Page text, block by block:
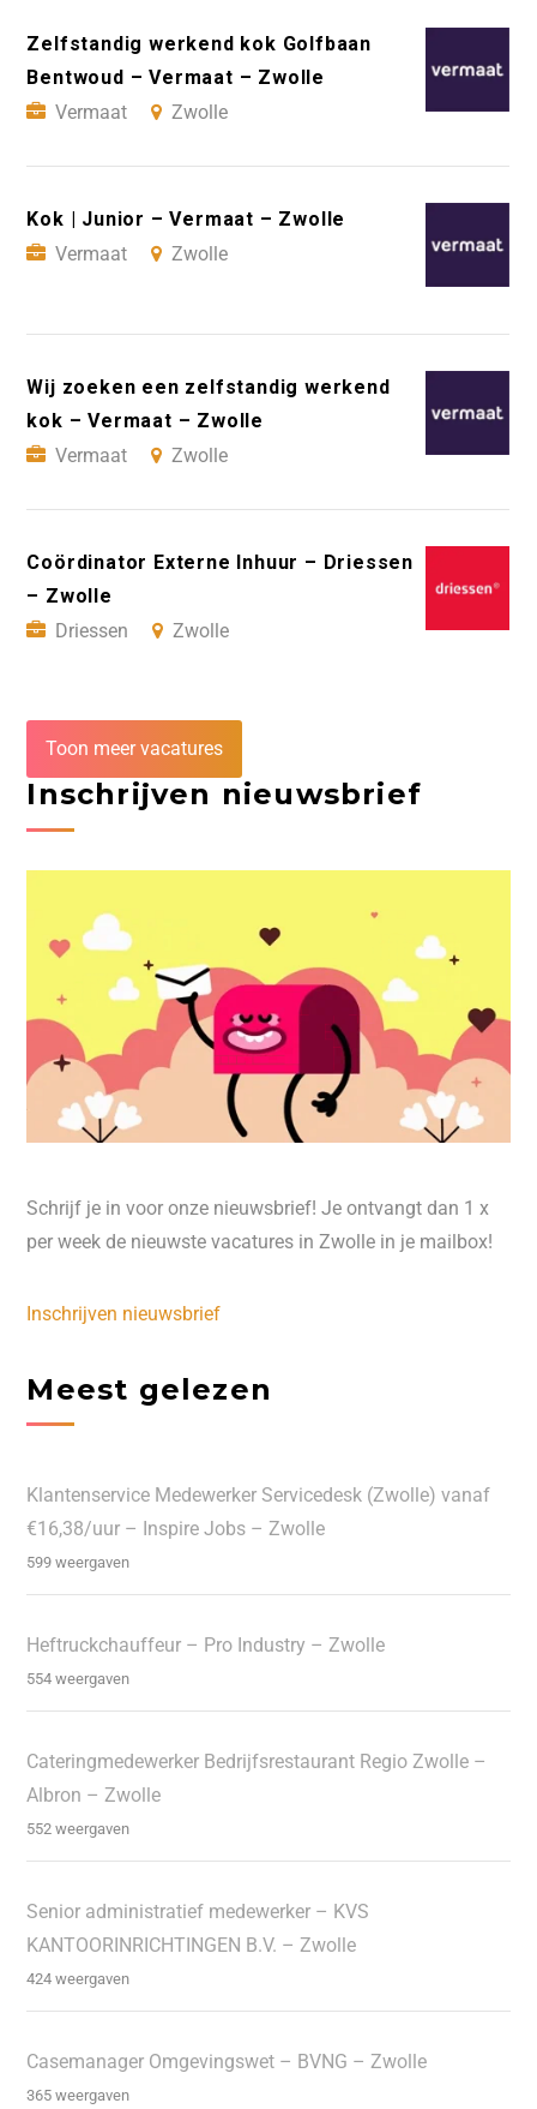
Zelfstandig werkend kok Golfbaan
Bentwoud – Vermaat – Zwolle
Vermaat
Zwolle
Kok | Junior – Vermaat – Zwolle
Vermaat
Zwolle
Wij zoeken een zelfstandig werkend
kok – Vermaat – Zwolle
Vermaat
Zwolle
Coördinator Externe Inhuur – Driessen
– Zwolle
Driessen
Zwolle
Toon meer vacatures
Inschrijven nieuwsbrief
Schrijf je in voor onze nieuwsbrief! Je ontvangt dan 1 x
per week de nieuwste vacatures in Zwolle in je mailbox!
Inschrijven nieuwsbrief
Meest gelezen
Klantenservice Medewerker Servicedesk (Zwolle) vanaf
€16,38/uur – Inspire Jobs – Zwolle
599 weergaven
Heftruckchauffeur – Pro Industry – Zwolle
554 weergaven
Cateringmedewerker Bedrijfsrestaurant Regio Zwolle –
Albron – Zwolle
552 weergaven
Senior administratief medewerker – KVS
KANTOORINRICHTINGEN B.V. – Zwolle
424 weergaven
Casemanager Omgevingswet – BVNG – Zwolle
365 weergaven